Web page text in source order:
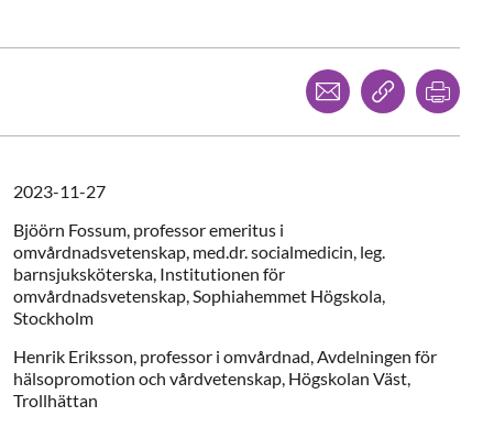
Dela via mejl
Kopiera
2023-11-27
Bjöörn Fossum, professor emeritus i
omvårdnadsvetenskap, med.dr. socialmedicin, leg.
barnsjuksköterska, Institutionen för
omvårdnadsvetenskap, Sophiahemmet Högskola,
Stockholm
Henrik Eriksson, professor i omvårdnad,Avdelningen för
hälsopromotion och vårdvetenskap, Högskolan Väst,
Trollhättan